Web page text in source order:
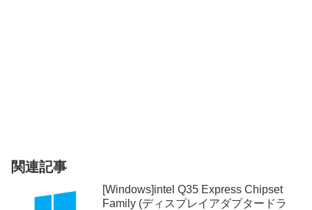
関連記事
[Windows]intel Q35 Express Chipset
Family (ディスプレイアダプタードラ